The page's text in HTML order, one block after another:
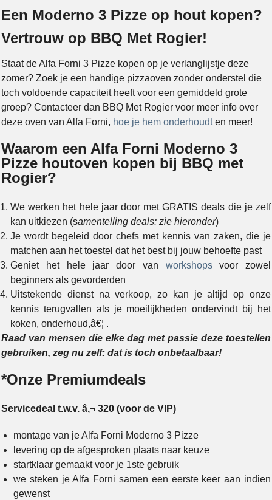
Een Moderno 3 Pizze op hout kopen?
Vertrouw op BBQ Met Rogier!
Staat de Alfa Forni 3 Pizze kopen op je verlanglijstje deze
zomer? Zoek je een handige pizzaoven zonder onderstel die
toch voldoende capaciteit heeft voor een gemiddeld grote
groep? Contacteer dan BBQ Met Rogier voor meer info over
deze oven van Alfa Forni, hoe je hem onderhoudten meer!
Waarom een Alfa Forni Moderno 3
Pizze houtoven kopen bij BBQ met
Rogier?
We werken het hele jaar door met GRATIS deals die je zelf
kan uitkiezen (samentelling deals: zie hieronder)
Je wordt begeleid door chefs met kennis van zaken, die je
matchen aan het toestel dat het best bij jouw behoefte past
Geniet het hele jaar door van workshopsvoor zowel
beginners als gevorderden
Uitstekende dienst na verkoop, zo kan je altijd op onze
kennis terugvallen als je moeilijkheden ondervindt bij het
koken, onderhoud,â€¦ .
Raad van mensen die elke dag met passie deze toestellen
gebruiken, zeg nu zelf: dat is toch onbetaalbaar!
*Onze Premiumdeals
Servicedeal t.w.v. â‚¬ 320 (voor de VIP)
montage van je Alfa Forni Moderno 3 Pizze
levering op de afgesproken plaats naar keuze
startklaar gemaakt voor je 1ste gebruik
we steken je Alfa Forni samen een eerste keer aan indien
gewenst